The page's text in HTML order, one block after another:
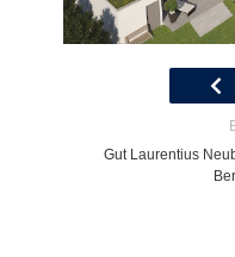
Gut Laurentius